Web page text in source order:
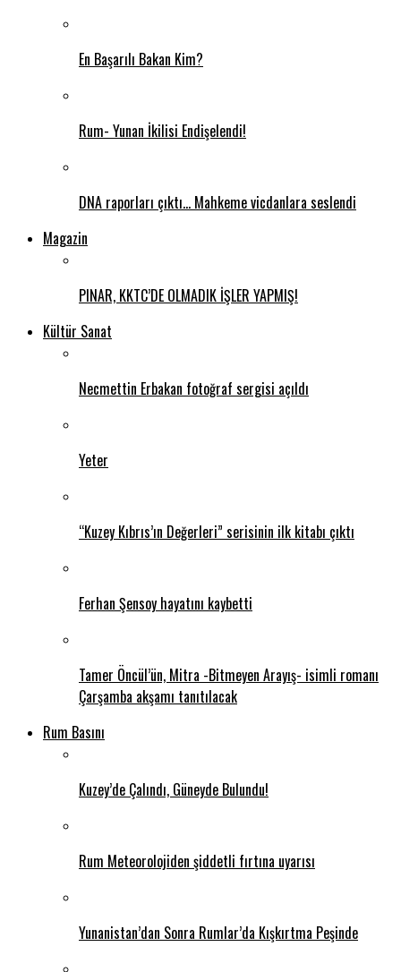
En Başarılı Bakan Kim?
Rum- Yunan İkilisi Endişelendi!
DNA raporları çıktı… Mahkeme vicdanlara seslendi
Magazin
PINAR, KKTC’DE OLMADIK İŞLER YAPMIŞ!
Kültür Sanat
Necmettin Erbakan fotoğraf sergisi açıldı
Yeter
“Kuzey Kıbrıs’ın Değerleri” serisinin ilk kitabı çıktı
Ferhan Şensoy hayatını kaybetti
Tamer Öncül’ün, Mitra -Bitmeyen Arayış- isimli romanı
Çarşamba akşamı tanıtılacak
Rum Basını
Kuzey’de Çalındı, Güneyde Bulundu!
Rum Meteorolojiden şiddetli fırtına uyarısı
Yunanistan’dan Sonra Rumlar’da Kışkırtma Peşinde